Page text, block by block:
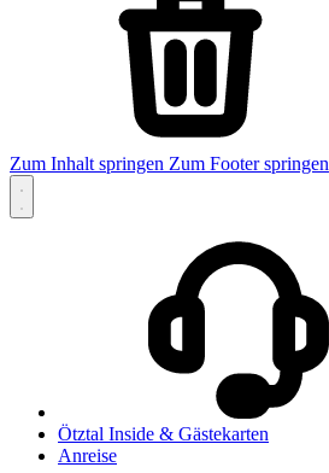
Zum Inhalt springen Zum Footer springen
Ötztal Inside & Gästekarten
Anreise